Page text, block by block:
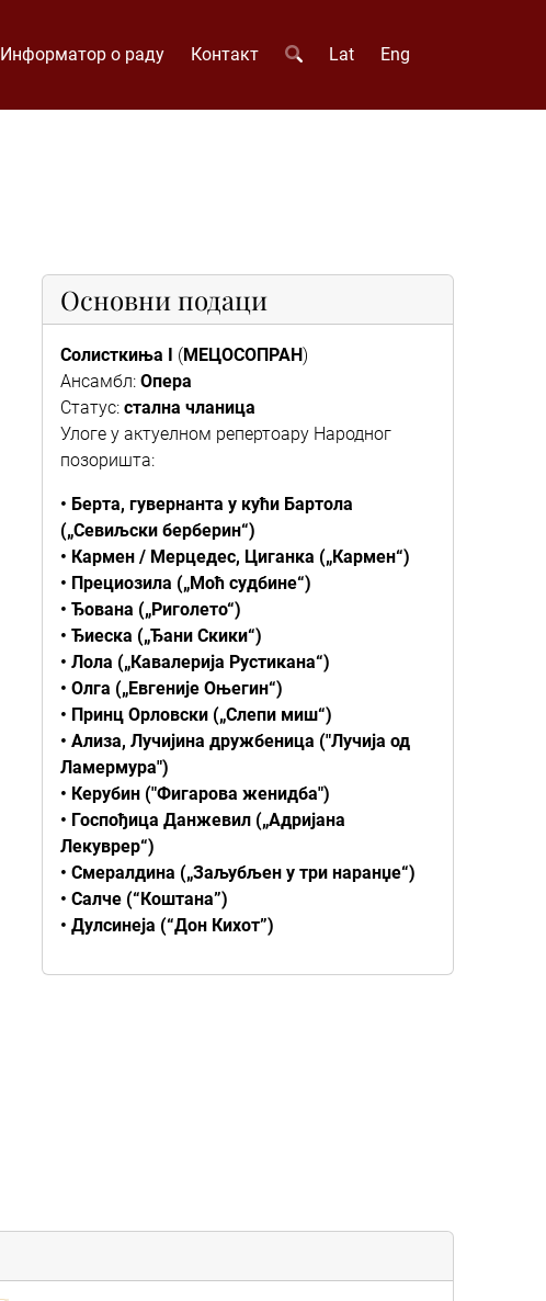
Информатор о раду Контакт Lat Eng
Основни подаци
Солисткиња I (МЕЦОСОПРАН)
Ансамбл: Опера
Статус: стална чланица
Улоге у актуелном репертоару Народног
позоришта:
• Берта, гувернанта у кући Бартола
(„Севиљски берберин“)
• Кармен / Мерцедес, Циганка („Кармен“)
• Прециозила („Моћ судбине“)
• Ђована („Риголето“)
• Ђиеска („Ђани Скики“)
• Лола („Кавалерија Рустикана“)
• Олга („Евгеније Оњегин“)
• Принц Орловски („Слепи миш“)
• Ализа, Лучијина дружбеница ("Лучија од
Ламермура")
• Керубин ("Фигарова женидба")
• Госпођица Данжевил („Адријана
Лекуврер“)
• Смералдина („Заљубљен у три наранџе“)
• Салче (“Коштана”)
• Дулсинеја (“Дон Кихот”)